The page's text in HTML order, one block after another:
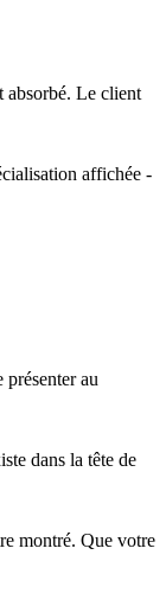
absorbé. Le client
affichée -
au
dans la tête de
montré. Que votre